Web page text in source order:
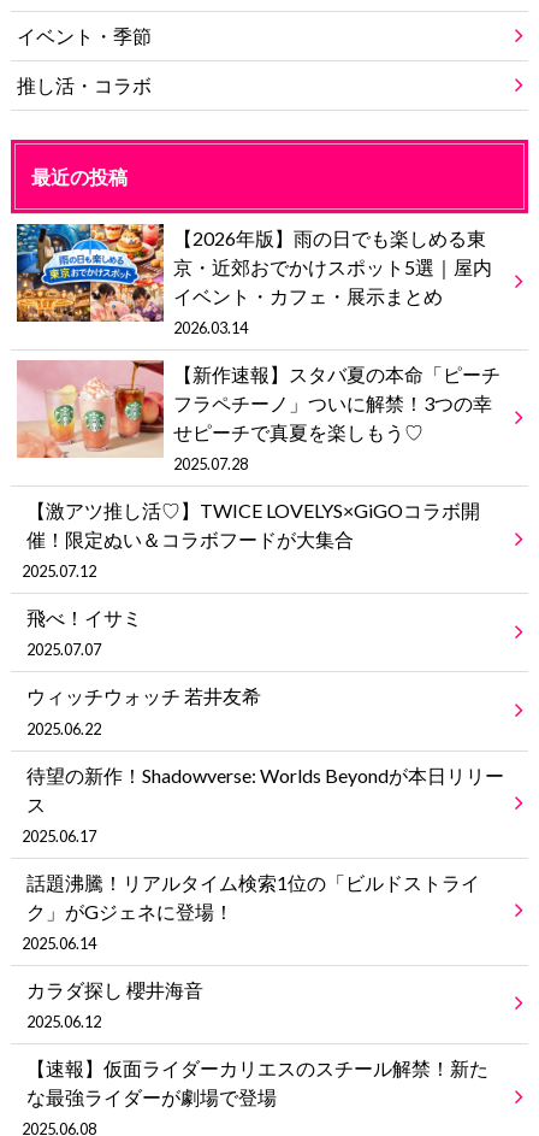
イベント・季節
推し活・コラボ
最近の投稿
【2026年版】雨の日でも楽しめる東
京・近郊おでかけスポット5選｜屋内
イベント・カフェ・展示まとめ
2026.03.14
【新作速報】スタバ夏の本命「ピーチ
フラペチーノ」ついに解禁！3つの幸
せピーチで真夏を楽しもう♡
2025.07.28
【激アツ推し活♡】TWICE LOVELYS×GiGOコラボ開
催！限定ぬい＆コラボフードが大集合
2025.07.12
飛べ！イサミ
2025.07.07
ウィッチウォッチ 若井友希
2025.06.22
待望の新作！Shadowverse: Worlds Beyondが本日リリー
ス
2025.06.17
話題沸騰！リアルタイム検索1位の「ビルドストライ
ク」がGジェネに登場！
2025.06.14
カラダ探し 櫻井海音
2025.06.12
【速報】仮面ライダーカリエスのスチール解禁！新た
な最強ライダーが劇場で登場
2025.06.08